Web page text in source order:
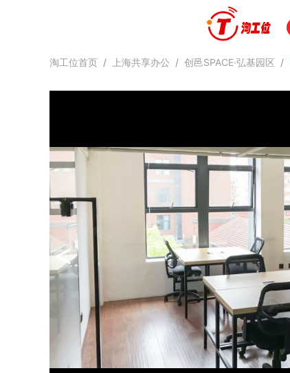
淘工位首页 / 上海共享办公 / 创邑SPACE·弘基园区 /
<